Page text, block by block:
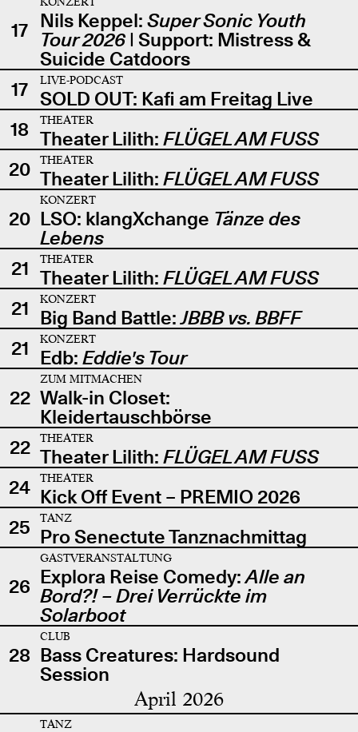
17 Nils Keppel: Super Sonic Youth
Tour 2026| Support: Mistress &
Suicide Catdoors
17
LIVE-PODCAST
SOLD OUT: Kafi am Freitag Live
18
THEATER
Theater Lilith: FLÜGEL AM FUSS
20
THEATER
Theater Lilith: FLÜGEL AM FUSS
20
KONZERT
LSO: klangXchange Tänze des
Lebens
21
THEATER
Theater Lilith: FLÜGEL AM FUSS
21
KONZERT
Big Band Battle:JBBB vs. BBFF
21
KONZERT
Edb: Eddie's Tour
22
ZUM MITMACHEN
Walk-in Closet:
Kleidertauschbörse
22
THEATER
Theater Lilith: FLÜGEL AM FUSS
24
THEATER
Kick Off Event – PREMIO 2026
25
TANZ
Pro Senectute Tanznachmittag
26
GASTVERANSTALTUNG
Explora Reise Comedy:Alle an
Bord?! – Drei Verrückte im
Solarboot
28
CLUB
Bass Creatures: Hardsound
Session
April 2026
TANZ